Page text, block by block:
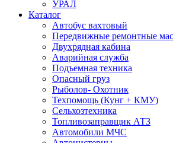
УРАЛ
Каталог
Автобус вахтовый
Передвижные ремонтные
Двухрядная кабина
Аварийная служба
Подъемная техника
Опасный груз
Рыболов- Охотник
Техпомощь (Кунг + КМУ)
Сельхозтехника
Топливозаправщик АТЗ
Автомобили МЧС